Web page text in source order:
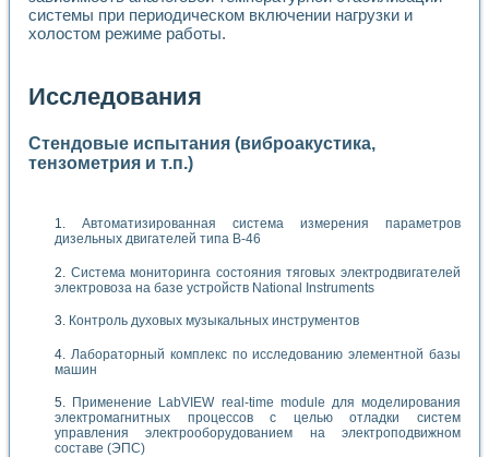
системы при периодическом включении нагрузки и
холостом режиме работы.
Исследования
Стендовые испытания (виброакустика,
тензометрия и т.п.)
Автоматизированная система измерения параметров
дизельных двигателей типа В-46
Система мониторинга состояния тяговых электродвигателей
электровоза на базе устройств National Instruments
Контроль духовых музыкальных инструментов
Лабораторный комплекс по исследованию элементной базы
машин
Применение LabVIEW real-time module для моделирования
электромагнитных процессов с целью отладки систем
управления электрооборудованием на электроподвижном
составе (ЭПС)